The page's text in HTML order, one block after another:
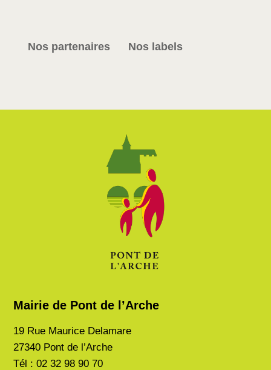
Nos partenaires Nos labels
Mairie de Pont de l’Arche
19 Rue Maurice Delamare
27340 Pont de l’Arche
Tél : 02 32 98 90 70